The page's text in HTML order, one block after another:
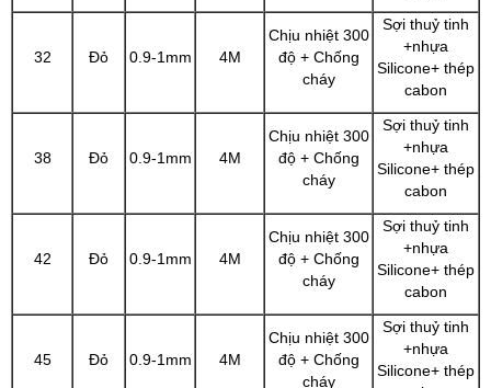
32 Đỏ 0.9-1mm 4M
Chịu nhiệt 300
độ + Chống
cháy
Sợi thuỷ tinh
+nhựa
Silicone+ thép
cabon
38 Đỏ 0.9-1mm 4M
Chịu nhiệt 300
độ + Chống
cháy
Sợi thuỷ tinh
+nhựa
Silicone+ thép
cabon
42 Đỏ 0.9-1mm 4M
Chịu nhiệt 300
độ + Chống
cháy
Sợi thuỷ tinh
+nhựa
Silicone+ thép
cabon
45 Đỏ 0.9-1mm 4M
Chịu nhiệt 300
độ + Chống
cháy
Sợi thuỷ tinh
+nhựa
Silicone+ thép